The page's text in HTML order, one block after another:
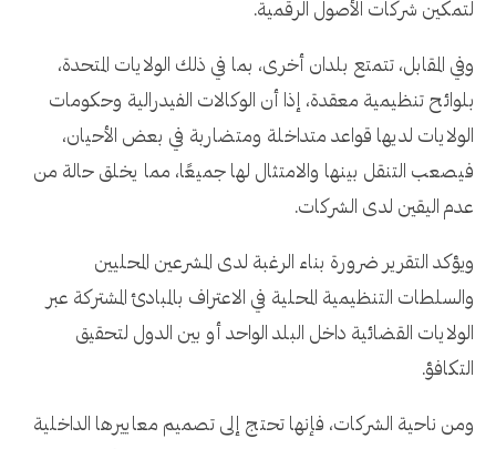
لتمكين شركات الأصول الرقمية.
وفي المقابل، تتمتع بلدان أخرى، بما في ذلك الولايات المتحدة،
بلوائح تنظيمية معقدة، إذا أن الوكالات الفيدرالية وحكومات
الولايات لديها قواعد متداخلة ومتضاربة في بعض الأحيان،
فيصعب التنقل بينها والامتثال لها جميعًا، مما يخلق حالة من
عدم اليقين لدى الشركات.
ويؤكد التقرير ضرورة بناء الرغبة لدى المشرعين المحليين
والسلطات التنظيمية المحلية في الاعتراف بالمبادئ المشتركة عبر
الولايات القضائية داخل البلد الواحد أو بين الدول لتحقيق
التكافؤ.
ومن ناحية الشركات، فإنها تحتج إلى تصميم معاييرها الداخلية